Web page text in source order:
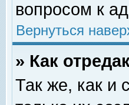
вопросом к
Вернуться
» Как
Так же, как и